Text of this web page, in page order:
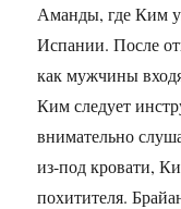
Аманды, где Ким
Испании. После
как мужчины
Ким следует
внимательно
из-под кровати,
похитителя.